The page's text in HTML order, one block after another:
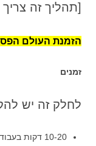
[תהליך זה צריך
הזמנת העולם
זמנים
לחלק זה יש
10-20 דקות בעבודה עם פרטנר.